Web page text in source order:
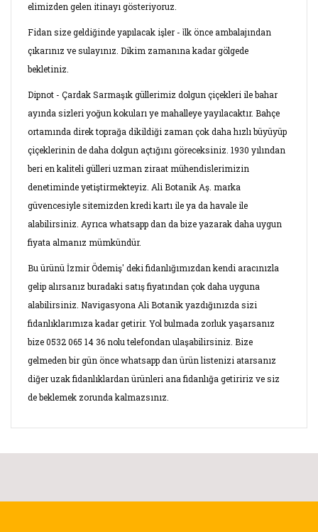
elimizden gelen itinayı gösteriyoruz.
Fidan size geldiğinde yapılacak işler - i̇lk önce ambalajından
çıkarınız ve sulayınız. Dikim zamanına kadar gölgede
bekletiniz.
Dipnot - Çardak Sarmaşık güllerimiz dolgun çiçekleri ile bahar
ayında sizleri yoğun kokuları ye mahalleye yayılacaktır. Bahçe
ortamında direk toprağa dikildiği zaman çok daha hızlı büyüyüp
çiçeklerinin de daha dolgun açtığını göreceksiniz. 1930 yılından
beri en kaliteli gülleri uzman ziraat mühendislerimizin
denetiminde yetiştirmekteyiz. Ali Botanik Aş. marka
güvencesiyle sitemizden kredi kartı ile ya da havale ile
alabilirsiniz. Ayrıca whatsapp dan da bize yazarak daha uygun
fiyata almanız mümkündür.
Bu ürünü İzmir Ödemiş' deki fidanlığımızdan kendi aracınızla
gelip alırsanız buradaki satış fiyatından çok daha uyguna
alabilirsiniz. Navigasyona Ali Botanik yazdığınızda sizi
fidanlıklarımıza kadar getirir. Yol bulmada zorluk yaşarsanız
bize 0532 065 14 36 nolu telefondan ulaşabilirsiniz. Bize
gelmeden bir gün önce whatsapp dan ürün listenizi atarsanız
diğer uzak fidanlıklardan ürünleri ana fidanlığa getiririz ve siz
de beklemek zorunda kalmazsınız.
Görüş ve önerileriniz için teşekkür ederiz.